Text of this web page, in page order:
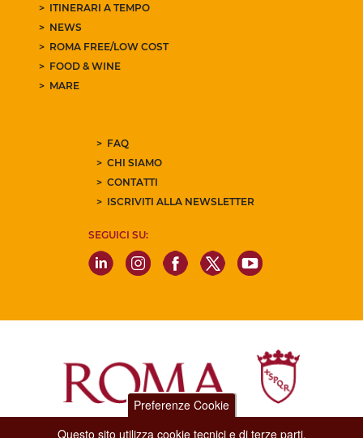
ITINERARI A TEMPO
NEWS
ROMA FREE/LOW COST
FOOD & WINE
MARE
FAQ
CHI SIAMO
CONTATTI
ISCRIVITI ALLA NEWSLETTER
SEGUICI SU:
Preferenze Cookie
Questo sito utilizza cookie tecnici e di terze parti.